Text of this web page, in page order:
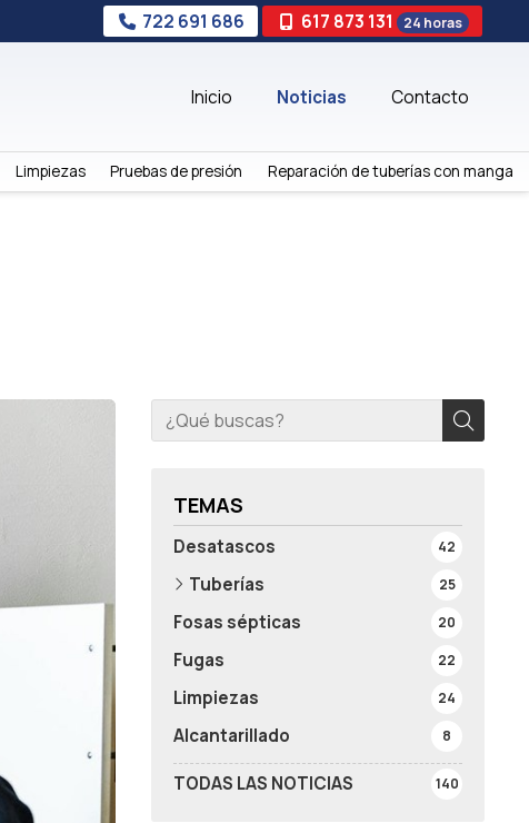
722 691 686 617 873 131 24 horas
Inicio Noticias Contacto
Limpiezas Pruebas de presión Reparación de tuberías con manga
TEMAS
TODAS LAS NOTICIAS 140
Desatascos 42
Tuberías 25
Fosas sépticas 20
Fugas 22
Limpiezas 24
Alcantarillado 8